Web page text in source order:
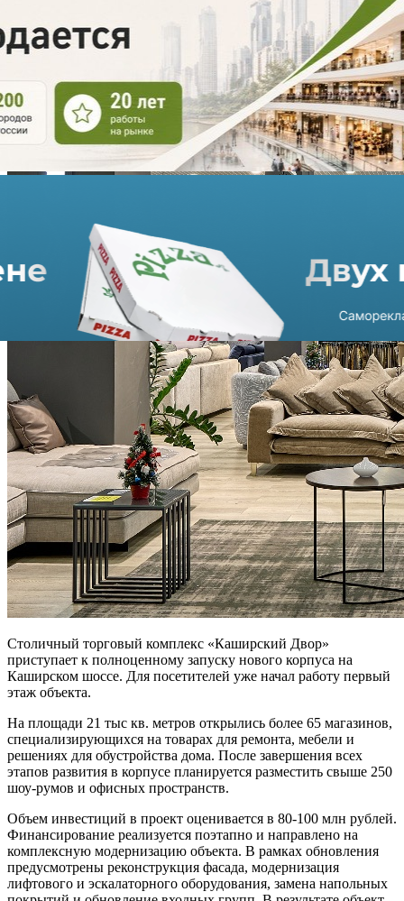
Столичный торговый комплекс «Каширский Двор»
приступает к полноценному запуску нового корпуса на
Каширском шоссе. Для посетителей уже начал работу первый
этаж объекта.
На площади 21 тыс кв. метров открылись более 65 магазинов,
специализирующихся на товарах для ремонта, мебели и
решениях для обустройства дома. После завершения всех
этапов развития в корпусе планируется разместить свыше 250
шоу-румов и офисных пространств.
Объем инвестиций в проект оценивается в 80-100 млн рублей.
Финансирование реализуется поэтапно и направлено на
комплексную модернизацию объекта. В рамках обновления
предусмотрены реконструкция фасада, модернизация
лифтового и эскалаторного оборудования, замена напольных